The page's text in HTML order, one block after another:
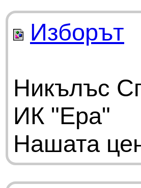
Изборът
Никълъс
ИК "Ера"
Нашата